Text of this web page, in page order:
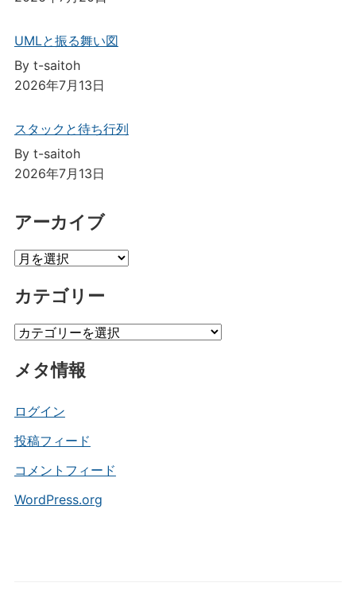
UMLと振る舞い図
By t-saitoh
2026年7月13日
スタックと待ち行列
By t-saitoh
2026年7月13日
アーカイブ
ア
カ
ブ
カテゴリー
カ
ゴ
ー
メタ情報
ログイン
投稿フィード
コメントフィード
WordPress.org